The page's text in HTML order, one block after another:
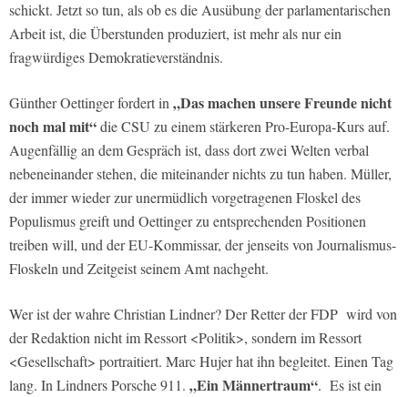
schickt. Jetzt so tun, als ob es die Ausübung der parlamentarischen
Arbeit ist, die Überstunden produziert, ist mehr als nur ein
fragwürdiges Demokratieverständnis.
Günther Oettinger fordert in „Das machen unsere Freunde nicht
noch mal mit“die CSU zu einem stärkeren Pro-Europa-Kurs auf.
Augenfällig an dem Gespräch ist, dass dort zwei Welten verbal
nebeneinander stehen, die miteinander nichts zu tun haben. Müller,
der immer wieder zur unermüdlich vorgetragenen Floskel des
Populismus greift und Oettinger zu entsprechenden Positionen
treiben will, und der EU-Kommissar, der jenseits von Journalismus-
Floskeln und Zeitgeist seinem Amt nachgeht.
Wer ist der wahre Christian Lindner? Der Retter der FDP wird von
der Redaktion nicht im Ressort <Politik>, sondern im Ressort
<Gesellschaft> portraitiert. Marc Hujer hat ihn begleitet. Einen Tag
lang. In Lindners Porsche 911. „Ein Männertraum“. Es ist ein